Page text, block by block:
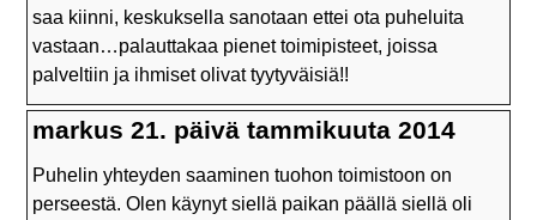
saa kiinni, keskuksella sanotaan ettei ota puheluita
vastaan…palauttakaa pienet toimipisteet, joissa
palveltiin ja ihmiset olivat tyytyväisiä!!
markus 21. päivä tammikuuta 2014
Puhelin yhteyden saaminen tuohon toimistoon on
perseestä. Olen käynyt siellä paikan päällä siellä oli